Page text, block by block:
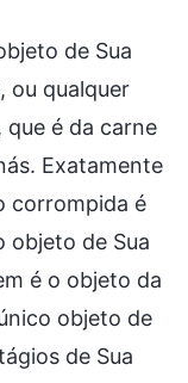
de Sua
ou qualquer
é da carne
Exatamente
corrompida é
objeto de Sua
é o objeto da
objeto de
de Sua